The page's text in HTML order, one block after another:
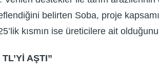
belirten Soba, proje
kısmın ise üreticilere ait
AŞTI”